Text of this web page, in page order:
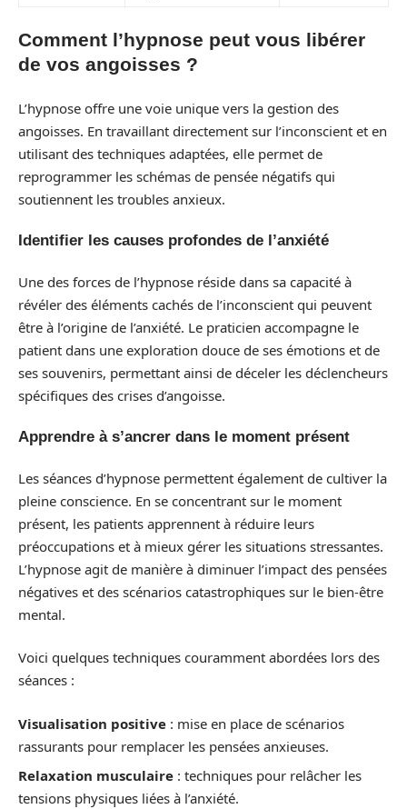
Comment l’hypnose peut vous libérer
de vos angoisses ?
L’hypnose offre une voie unique vers la gestion des
angoisses. En travaillant directement sur l’inconscient et en
utilisant des techniques adaptées, elle permet de
reprogrammer les schémas de pensée négatifs qui
soutiennent les troubles anxieux.
Identifier les causes profondes de l’anxiété
Une des forces de l’hypnose réside dans sa capacité à
révéler des éléments cachés de l’inconscient qui peuvent
être à l’origine de l’anxiété. Le praticien accompagne le
patient dans une exploration douce de ses émotions et de
ses souvenirs, permettant ainsi de déceler les déclencheurs
spécifiques des crises d’angoisse.
Apprendre à s’ancrer dans le moment présent
Les séances d’hypnose permettent également de cultiver la
pleine conscience. En se concentrant sur le moment
présent, les patients apprennent à réduire leurs
préoccupations et à mieux gérer les situations stressantes.
L’hypnose agit de manière à diminuer l’impact des pensées
négatives et des scénarios catastrophiques sur le bien-être
mental.
Voici quelques techniques couramment abordées lors des
séances :
Visualisation positive : mise en place de scénarios
rassurants pour remplacer les pensées anxieuses.
Relaxation musculaire : techniques pour relâcher les
tensions physiques liées à l’anxiété.